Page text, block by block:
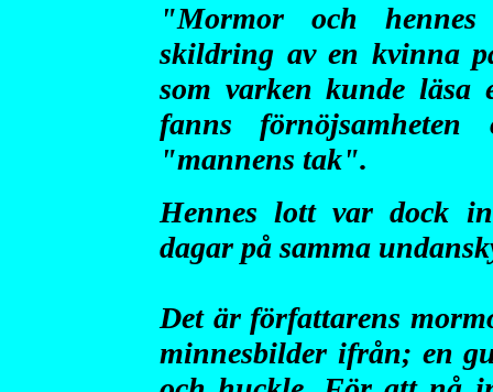
"Mormor och
skildring av en kvinna
som varken kunde
fanns
"mannens tak".
Hennes lott var dock
dagar på samma
Det är författarens
minnesbilder ifrån; en